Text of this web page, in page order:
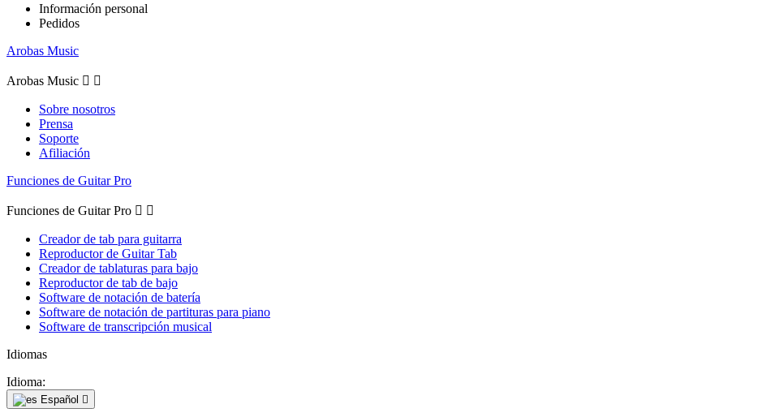
Información personal
Pedidos
Arobas Music
Arobas Music  
Sobre nosotros
Prensa
Soporte
Afiliación
Funciones de Guitar Pro
Funciones de Guitar Pro  
Creador de tab para guitarra
Reproductor de Guitar Tab
Creador de tablaturas para bajo
Reproductor de tab de bajo
Software de notación de batería
Software de notación de partituras para piano
Software de transcripción musical
Idiomas
Idioma:
Español 